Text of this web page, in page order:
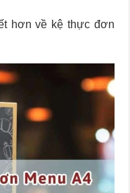
hơn về kệ thực đơn